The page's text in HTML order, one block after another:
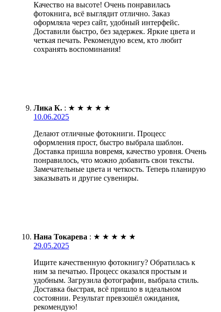
Качество на высоте! Очень понравилась
фотокнига, всё выглядит отлично. Заказ
оформляла через сайт, удобный интерфейс.
Доставили быстро, без задержек. Яркие цвета и
четкая печать. Рекомендую всем, кто любит
сохранять воспоминания!
Лика К. : ★ ★ ★ ★ ★
10.06.2025
Делают отличные фотокниги. Процесс
оформления прост, быстро выбрала шаблон.
Доставка пришла вовремя, качество уровня. Очень
понравилось, что можно добавить свои тексты.
Замечательные цвета и четкость. Теперь планирую
заказывать и другие сувениры.
Нана Токарева : ★ ★ ★ ★ ★
29.05.2025
Ищите качественную фотокнигу? Обратилась к
ним за печатью. Процесс оказался простым и
удобным. Загрузила фотографии, выбрала стиль.
Доставка быстрая, всё пришло в идеальном
состоянии. Результат превзошёл ожидания,
рекомендую!